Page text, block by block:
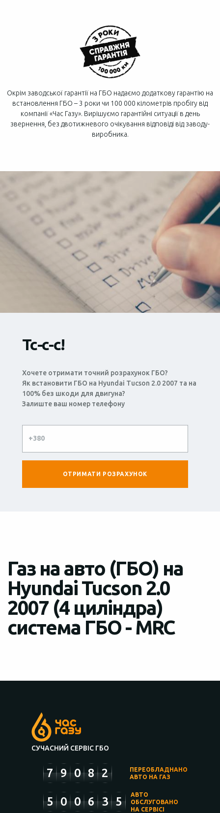
Окрім заводської гарантії на ГБО надаємо додаткову гарантію на
встановлення ГБО – 3 роки чи 100 000 кілометрів пробігу від
компанії «Час Газу». Вирішуємо гарантійні ситуації в день
звернення, без двотижневого очікування відповіді від заводу-
виробника.
Тс-с-с!
Хочете отримати точний розрахунок ГБО?
Як встановити ГБО на Hyundai Tucson 2.0 2007 та на
100% без шкоди для двигуна?
Залиште ваш номер телефону
Газ на авто (ГБО) на
Hyundai Tucson 2.0
2007 (4 циліндра)
система ГБО - MRC
СУЧАСНИЙ СЕРВІС ГБО
7 9 0 8 2
ПЕРЕОБЛАДНАНО
АВТО НА ГАЗ
5 0 0 6 3 5
АВТО
ОБСЛУГОВАНО
НА СЕРВІСІ